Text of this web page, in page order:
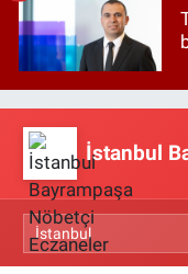
İstanbul